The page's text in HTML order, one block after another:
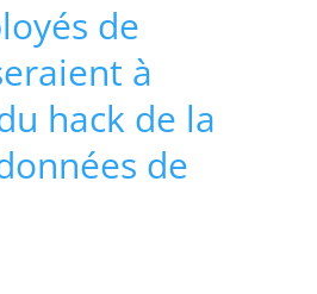
de
à
hack de la
de